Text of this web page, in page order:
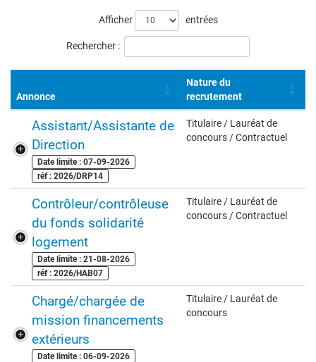
offres
Afficher entrées
Rechercher :
Annonce
Nature du
recrutement
Assistant/Assistante de
Direction
Date limite : 07-09-2026
réf : 2026/DRP14
Titulaire / Lauréat de
concours / Contractuel
Contrôleur/contrôleuse
du fonds solidarité
logement
Date limite : 21-08-2026
réf : 2026/HAB07
Titulaire / Lauréat de
concours / Contractuel
Chargé/chargée de
mission financements
extérieurs
Date limite : 06-09-2026
Titulaire / Lauréat de
concours